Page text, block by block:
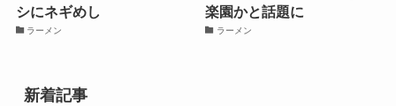
シにネギめし
ラーメン
楽園かと話題に
ラーメン
新着記事